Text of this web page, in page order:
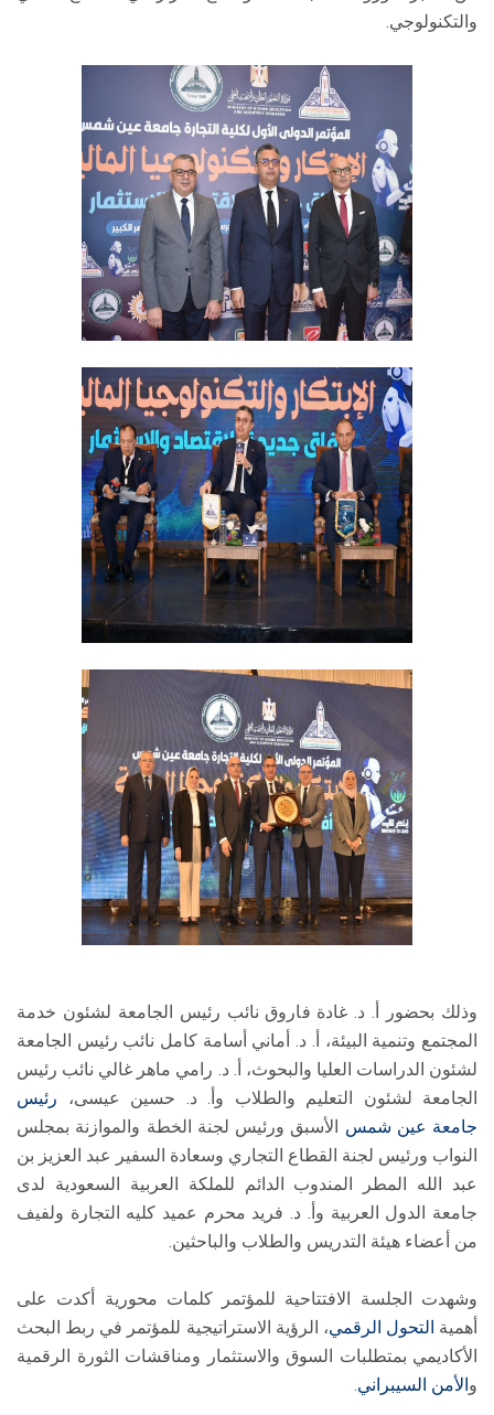
والتكنولوجي.
وذلك بحضور أ. د. غادة فاروق نائب رئيس الجامعة لشئون خدمة
المجتمع وتنمية البيئة، أ. د. أماني أسامة كامل نائب رئيس الجامعة
لشئون الدراسات العليا والبحوث، أ. د. رامي ماهر غالي نائب رئيس
الجامعة لشئون التعليم والطلاب وأ. د. حسين عيسى، رئيس
جامعة عين شمس الأسبق ورئيس لجنة الخطة والموازنة بمجلس
النواب ورئيس لجنة القطاع التجاري وسعادة السفير عبد العزيز بن
عبد الله المطر المندوب الدائم للملكة العربية السعودية لدى
جامعة الدول العربية وأ. د. فريد محرم عميد كليه التجارة ولفيف
من أعضاء هيئة التدريس والطلاب والباحثين.
وشهدت الجلسة الافتتاحية للمؤتمر كلمات محورية أكدت على
أهمية التحول الرقمي، الرؤية الاستراتيجية للمؤتمر في ربط البحث
الأكاديمي بمتطلبات السوق والاستثمار ومناقشات الثورة الرقمية
و الأمن السيبراني.